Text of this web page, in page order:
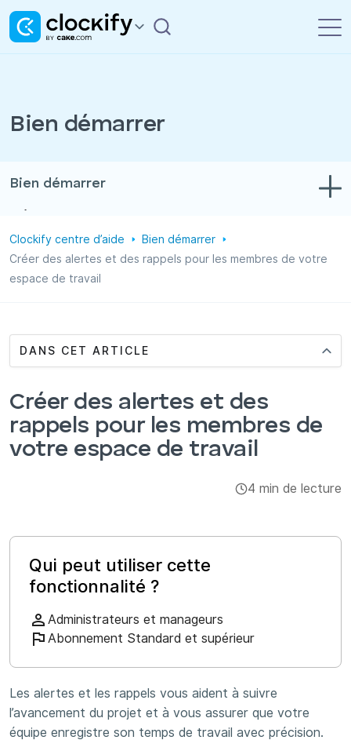
Bien démarrer
Bien démarrer
Suivi du temps et des dépenses
Rapports
Administration
Applis
Clockify centre d’aide
Bien démarrer
Créer des alertes et des rappels pour les membres de votre
espace de travail
DANS CET ARTICLE
Créer des alertes et des
rappels pour les membres de
votre espace de travail
4 min de lecture
Qui peut utiliser cette
fonctionnalité ?
Administrateurs et manageurs
Abonnement Standard et supérieur
Les alertes et les rappels vous aident à suivre
l’avancement du projet et à vous assurer que votre
équipe enregistre son temps de travail avec précision.